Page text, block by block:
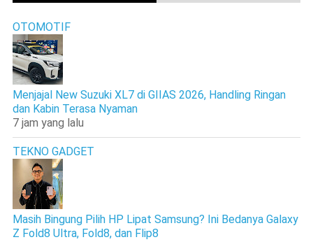
OTOMOTIF
Menjajal New Suzuki XL7 di GIIAS 2026, Handling Ringan
dan Kabin Terasa Nyaman
7 jam yang lalu
TEKNO GADGET
Masih Bingung Pilih HP Lipat Samsung? Ini Bedanya Galaxy
Z Fold8 Ultra, Fold8, dan Flip8